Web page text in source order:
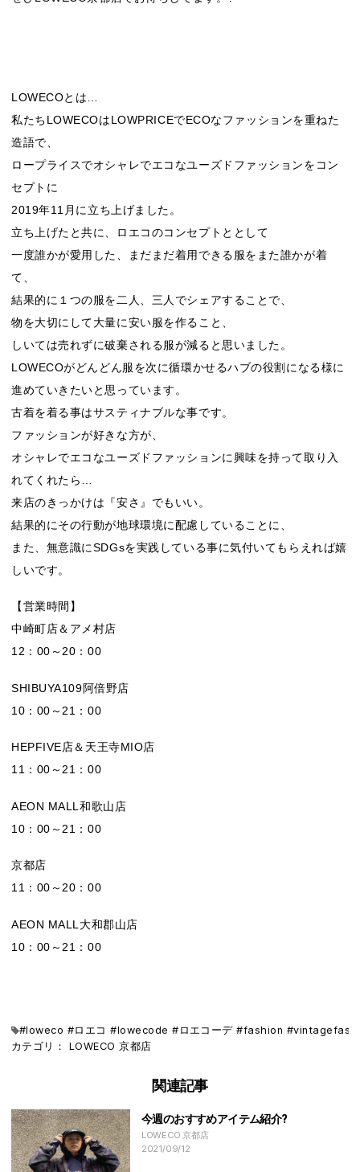
LOWECOとは…
私たちLOWECOはLOWPRICEでECOなファッションを重ねた
造語で、
ロープライスでオシャレでエコなユーズドファッションをコン
セプトに
2019年11月に立ち上げました。
立ち上げたと共に、ロエコのコンセプトととして
一度誰かが愛用した、まだまだ着用できる服をまた誰かが着
て、
結果的に１つの服を二人、三人でシェアすることで、
物を大切にして大量に安い服を作ること、
しいては売れずに破棄される服が減ると思いました。
LOWECOがどんどん服を次に循環かせるハブの役割になる様に
進めていきたいと思っています。
古着を着る事はサスティナブルな事です。
ファッションが好きな方が、
オシャレでエコなユーズドファッションに興味を持って取り入
れてくれたら…
来店のきっかけは『安さ』でもいい。
結果的にその行動が地球環境に配慮していることに、
また、無意識にSDGsを実践している事に気付いてもらえれば嬉
しいです。
【営業時間】
中崎町店＆アメ村店
12：00～20：00
SHIBUYA109阿倍野店
10：00～21：00
HEPFIVE店＆天王寺MIO店
11：00～21：00
AEON MALL和歌山店
10：00～21：00
京都店
11：00～20：00
AEON MALL大和郡山店
10：00～21：00
#loweco #ロエコ #lowecode #ロエコーデ #fashion
カテゴリ： LOWECO 京都店
関連記事
今週のおすすめアイテム紹介?
LOWECO 京都店
2021/09/12